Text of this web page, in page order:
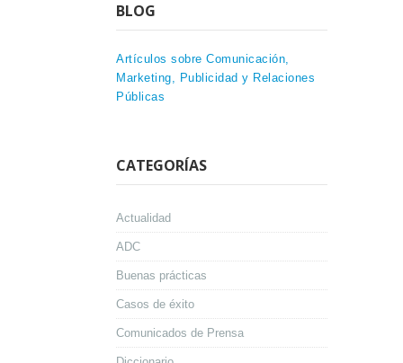
BLOG
Artículos sobre Comunicación,
Marketing, Publicidad y Relaciones
Públicas
CATEGORÍAS
Actualidad
ADC
Buenas prácticas
Casos de éxito
Comunicados de Prensa